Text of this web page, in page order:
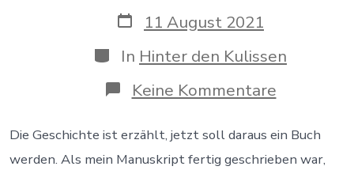
BeitragsDatum
des
Beitrags
11 August 2021
Kategorien
In Hinter den Kulissen
Keine Kommentarezu
Des
Kleid
Die Geschichte ist erzählt, jetzt soll daraus ein Buch
werden. Als mein Manuskript fertig geschrieben war,